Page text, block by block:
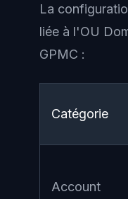
La
liée à l'OU
GPMC :
Catégorie
Account